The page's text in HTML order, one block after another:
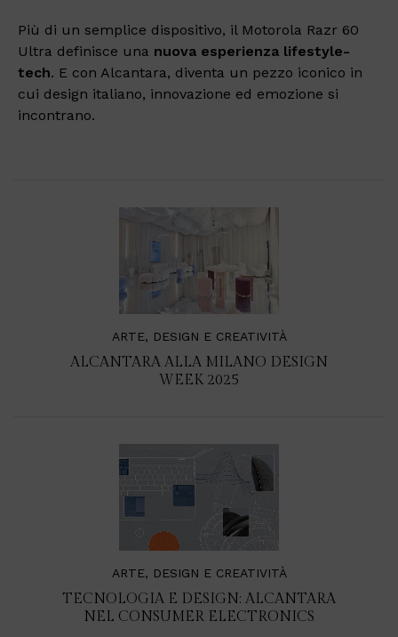
Più di un semplice dispositivo, il Motorola Razr 60
Ultra definisce una nuova esperienza lifestyle-
tech. E con Alcantara, diventa un pezzo iconico in
cui design italiano, innovazione ed emozione si
incontrano.
ARTE, DESIGN E CREATIVITÀ
ALCANTARA ALLA MILANO DESIGN
WEEK 2025
ARTE, DESIGN E CREATIVITÀ
TECNOLOGIA E DESIGN: ALCANTARA
NEL CONSUMER ELECTRONICS